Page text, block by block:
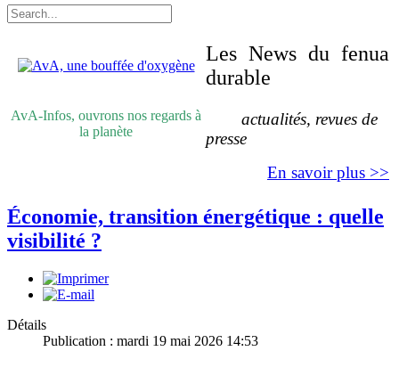
Les News du fenua
durable
AvA-Infos, ouvrons nos regards à
la planète
actualités, revues de
presse
En savoir plus >>
Économie, transition énergétique : quelle
visibilité ?
Détails
Publication : mardi 19 mai 2026 14:53